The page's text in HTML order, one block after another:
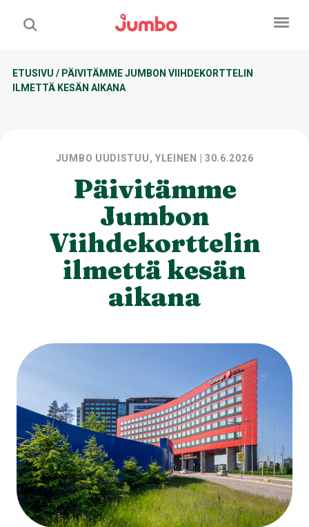
ETUSIVU / PÄIVITÄMME JUMBON VIIHDEKORTTELIN
ILMETTÄ KESÄN AIKANA
JUMBO UUDISTUU, YLEINEN | 30.6.2026
Päivitämme
Jumbon
Viihdekorttelin
ilmettä kesän
aikana